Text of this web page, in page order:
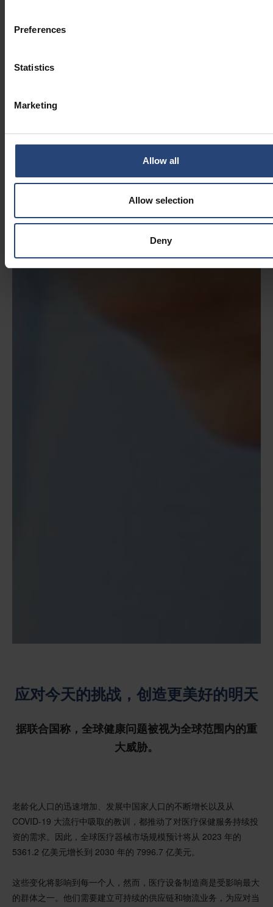
Preferences
Statistics
Marketing
Allow all
Allow selection
Deny
应对今天的挑战，创造更美好的明天
据联合国称，全球健康问题被视为全球范围内的重
大威胁。
老龄化人口的迅速增加、发展中国家人口的不断增长以及从
COVID-19 大流行中吸取的教训，都推动了对医疗保健服务持续投
资的需求。因此，全球医疗器械市场规模预计将从 2023 年的
5361.2 亿美元增长到 2030 年的 7996.7 亿美元。
这些变化将影响到每一个人，然而，医疗设备制造商是受影响最大
的群体之一。他们需要建立可持续的供应链和物流业务，为应对当